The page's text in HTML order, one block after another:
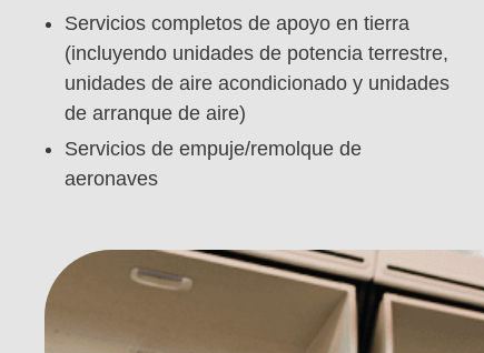
Servicios completos de apoyo en tierra
(incluyendo unidades de potencia terrestre,
unidades de aire acondicionado y unidades
de arranque de aire)
Servicios de empuje/remolque de
aeronaves